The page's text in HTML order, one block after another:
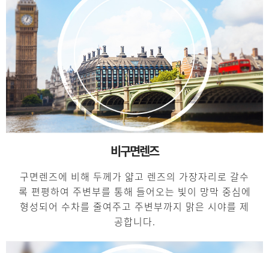
비구면렌즈
구면렌즈에 비해 두께가 얇고 렌즈의 가장자리로 갈수
록 편평하여 주변부를 통해 들어오는 빛이 망막 중심에
형성되어 수차를 줄여주고 주변부까지 맑은 시야를 제
공합니다.